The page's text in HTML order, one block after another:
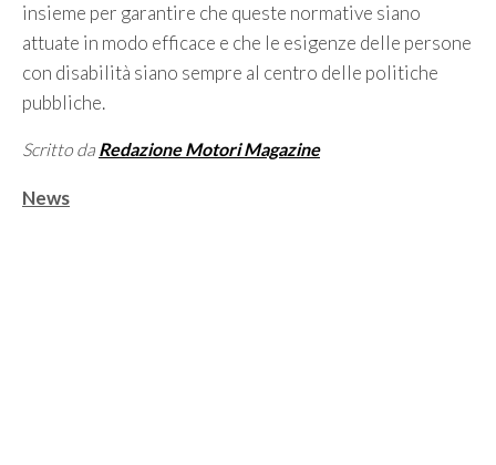
insieme per garantire che queste normative siano
attuate in modo efficace e che le esigenze delle persone
con disabilità siano sempre al centro delle politiche
pubbliche.
Scritto da Redazione Motori Magazine
Categorie
News